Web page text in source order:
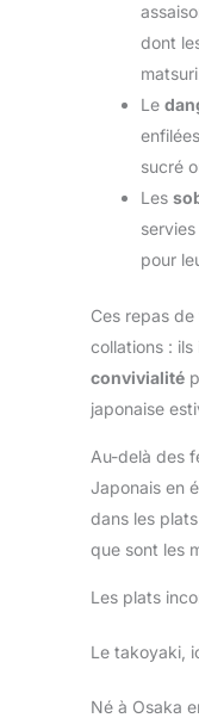
dont
Le
sucré
Les
pour
Ces repas
collations :
convivialité
japonaise
Au-delà des
Japonais en
dans les
que sont les
Les plats
Le takoyaki,
Né à Osaka